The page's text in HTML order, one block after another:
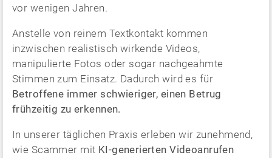
vor wenigen Jahren.
Anstelle von reinem Textkontakt kommen
inzwischen realistisch wirkende Videos,
manipulierte Fotos oder sogar nachgeahmte
Stimmen zum Einsatz. Dadurch wird es für
Betroffene immer schwieriger, einen Betrug
frühzeitig zu erkennen.
In unserer täglichen Praxis erleben wir zunehmend,
wie Scammer mit KI-generierten Videoanrufen